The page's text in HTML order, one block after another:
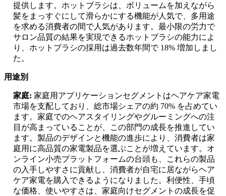
提供します。ホットブラシは、ボリュームを加えながら
髪をまっすぐにして滑らかにする機能が人気で、多用途
を求める消費者の間で人気があります。最小限の労力で
サロン品質の結果を実現できるホットブラシの能力によ
り、ホットブラシの採用は過去数年間で 18% 増加しまし
た。
用途別
家庭: 家庭用アプリケーションセグメントはヘアケア家電
市場を支配しており、総市場シェアの約 70% を占めてい
ます。家庭でのヘアスタイリングやグルーミングへの注
目が高まっていることが、この部門の成長を推進してい
ます。製品のデザインと機能の進歩により、消費者は家
庭用に高品質の家電製品を選ぶことが増えています。オ
ンライン小売プラットフォームの台頭も、これらの製品
の入手しやすさに貢献し、消費者が自宅に居ながらヘア
ケア家電を購入できるようになりました。利便性、手頃
な価格、使いやすさは、家庭向けセグメントの成長を促